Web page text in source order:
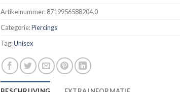
Artikelnummer:8719956588204.0
Categorie:Piercings
Tag:Unisex